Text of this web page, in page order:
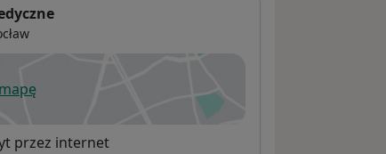
się w nowej karcie
przez internet